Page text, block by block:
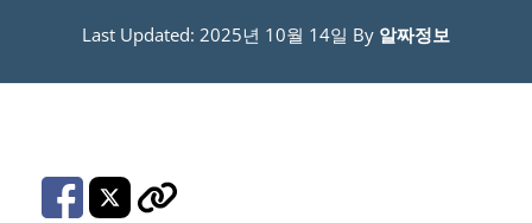
Last Updated: 2025년 10월 14일 By 알짜정보